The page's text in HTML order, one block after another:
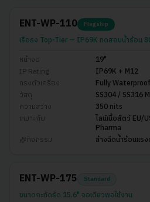
ENT-WP-110 Flagship
เรือธง Top-Tier — IP69K ทดสอบน้ำร้อน
หน้าจอ
19"
IP Rating
IP69K + M12
ทรงตัวเครื่อง
Fully
วัสดุ
SS304 / SS316
ความสว่าง
350 nits
เหมาะกับ
ไลน์เนื้อสัตว์ EU/
Pharma
กิจกรรม
ล้างฉีดน้ำร้อนแร
ENT-WP-175 Standard
ขนาดกะทัดรัด 15.6" จอเดียวพอใช้งาน